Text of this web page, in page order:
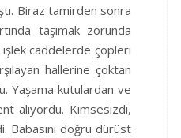
Biraz tamirden sonra
taşımak zorunda
işlek caddelerde çöpleri
hallerine çoktan
Yaşama kutulardan ve
alıyordu. Kimsesizdi,
Babasını doğru dürüst